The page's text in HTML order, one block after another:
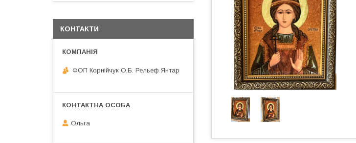
КОНТАКТИ
ФОП Корнійчук О.Б. Рельеф Янтар
Ольга